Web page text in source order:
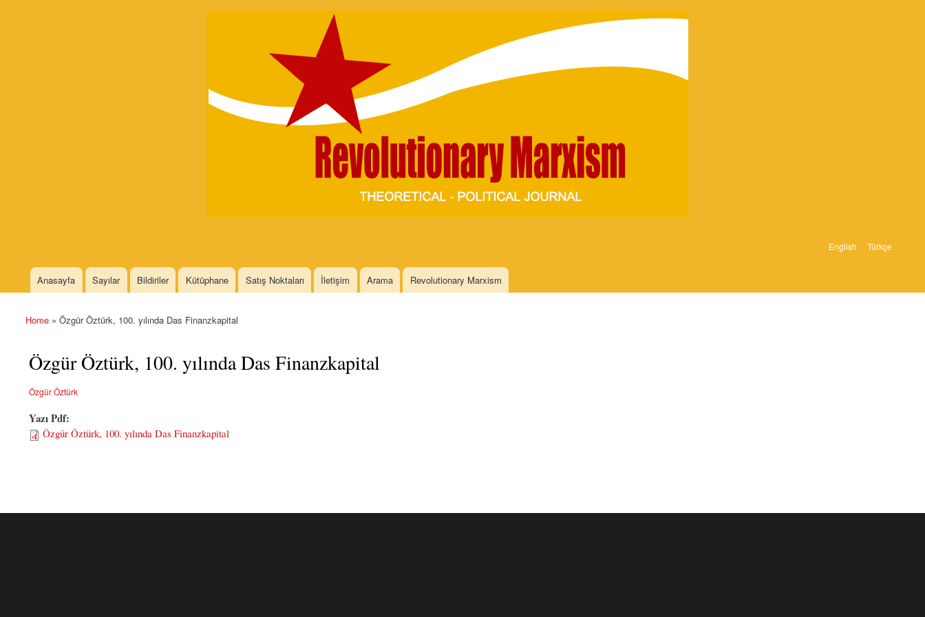
Skip to
English Türkçe
Main menu
Anasayfa Sayılar Bildiriler Kütüphane Satış Noktaları İletişim Arama Revolutionary Marxism
You are here
Home » Özgür Öztürk, 100. yılında Das Finanzkapital
Özgür Öztürk, 100. yılında Das Finanzkapital
Özgür Öztürk
Yazı Pdf:
Özgür Öztürk, 100. yılında Das Finanzkapital